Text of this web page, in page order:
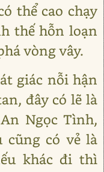
thể cao chạy
thế hỗn loạn
vòng vây.
giác nỗi hận
đây có lẽ là
Ngọc Tình,
cũng có vẻ là
khác đi thì